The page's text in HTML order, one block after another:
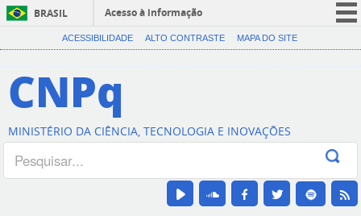
BRASIL
Acesso à informação
CORONAVÍRUS (COVID-19)
Canais
ACESSIBILIDADE ALTO CONTRASTE MAPA DO SITE
CNPq
MINISTÉRIO DA CIÊNCIA, TECNOLOGIA E INOVAÇÕES